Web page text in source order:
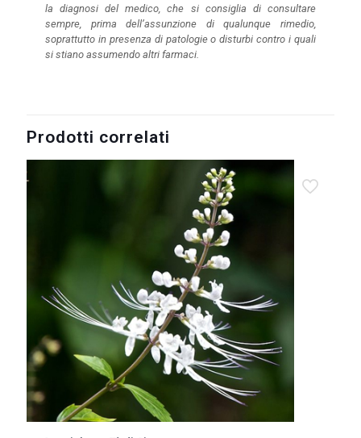
la diagnosi del medico, che si consiglia di consultare
sempre, prima dell’assunzione di qualunque rimedio,
soprattutto in presenza di patologie o disturbi contro i quali
si stiano assumendo altri farmaci.
Prodotti correlati